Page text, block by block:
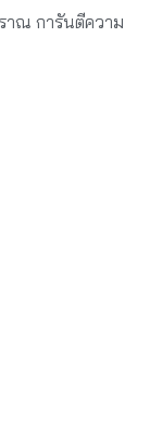
ราณ การันตีความ